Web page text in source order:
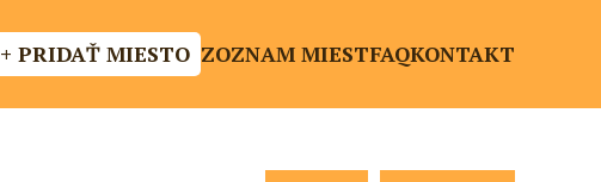
+ PRIDAŤ MIESTO ZOZNAM MIESTFAQKONTAKT